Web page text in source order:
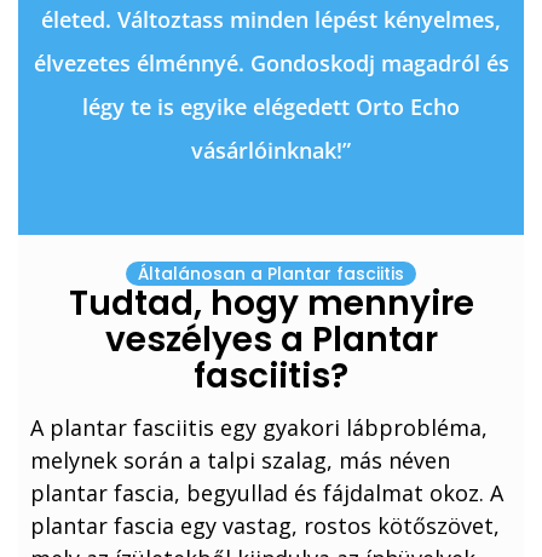
életed. Változtass minden lépést kényelmes,
élvezetes élménnyé. Gondoskodj magadról és
légy te is egyike elégedett Orto Echo
vásárlóinknak!”
Általánosan a Plantar fasciitis
Tudtad, hogy mennyire
veszélyes a Plantar
fasciitis?
A plantar fasciitis egy gyakori lábprobléma,
melynek során a talpi szalag, más néven
plantar fascia, begyullad és fájdalmat okoz. A
plantar fascia egy vastag, rostos kötőszövet,